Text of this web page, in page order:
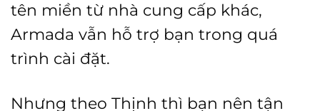
tên miền từ nhà cung cấp khác,
Armada vẫn hỗ trợ bạn trong quá
trình cài đặt.
Nhưng theo Thịnh thì bạn nên tận